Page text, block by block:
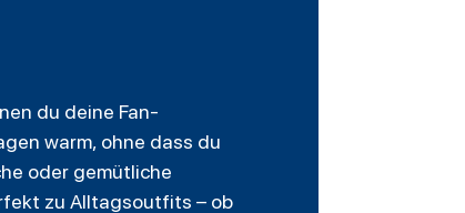
du deine Fan-
warm, ohne dass du
oder gemütliche
zu Alltagsoutfits – ob